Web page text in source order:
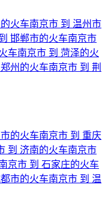
火车南京市 到 温州市
邯郸市的火车南京市
车南京市 到 菏泽的火
州的火车南京市 到 荆
的火车南京市 到 重庆
到 济南的火车南京市
京市 到 石家庄的火车
市的火车南京市 到 温